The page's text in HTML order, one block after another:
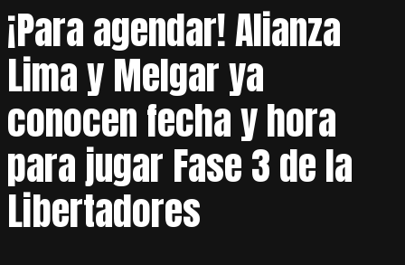
¡Para agendar! Alianza
Lima y Melgar ya
conocen fecha y hora
para jugar Fase 3 de la
Libertadores